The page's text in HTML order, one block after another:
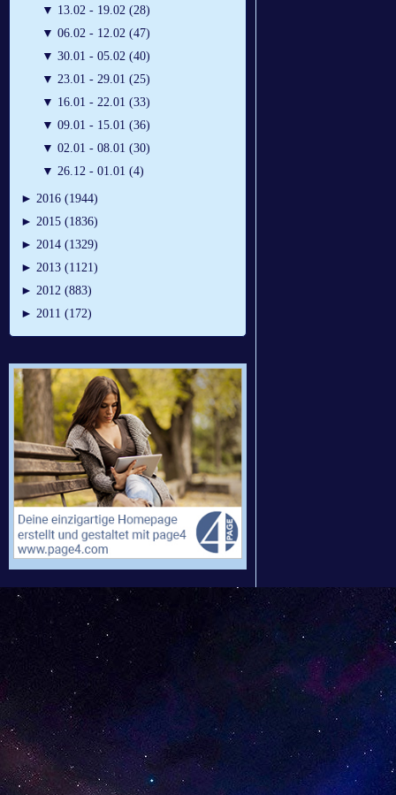
▼ 13.02 - 19.02 (28)
▼ 06.02 - 12.02 (47)
▼ 30.01 - 05.02 (40)
▼ 23.01 - 29.01 (25)
▼ 16.01 - 22.01 (33)
▼ 09.01 - 15.01 (36)
▼ 02.01 - 08.01 (30)
▼ 26.12 - 01.01 (4)
► 2016 (1944)
► 2015 (1836)
► 2014 (1329)
► 2013 (1121)
► 2012 (883)
► 2011 (172)